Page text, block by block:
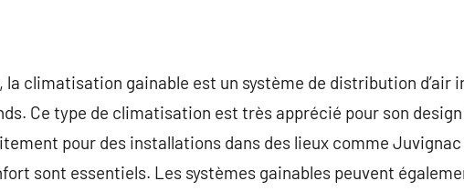
la climatisation gainable est un système de distribution d’air
Ce type de climatisation est très apprécié pour son
pour des installations dans des lieux comme
sont essentiels. Les systèmes gainables peuvent